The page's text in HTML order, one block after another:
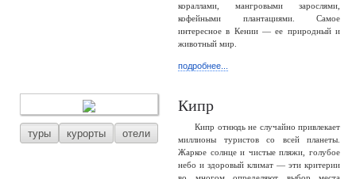
кораллами, мангровыми зарослями,
кофейными плантациями. Самое
интересное в Кении — ее природный и
животный мир.
подробнее...
туры курорты отели
Кипр
Кипр отнюдь не случайно привлекает
миллионы туристов со всей планеты.
Жаркое солнце и чистые пляжи, голубое
небо и здоровый климат — эти критерии